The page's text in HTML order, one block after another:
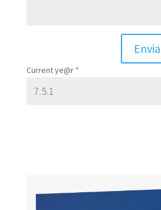
Current ye@r *